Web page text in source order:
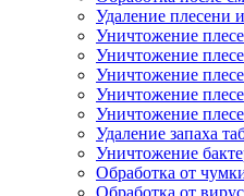
Удаление плесени
Уничтожение
Уничтожение
Уничтожение
Уничтожение
Уничтожение
Удаление запаха
Уничтожение
Обработка от
Обработка от